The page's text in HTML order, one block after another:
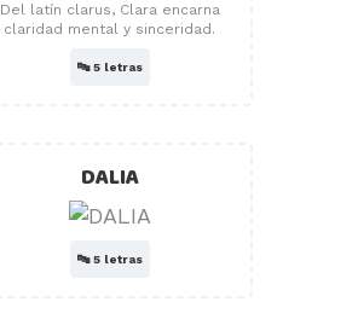
Del latín clarus, Clara encarna
claridad mental y sinceridad.
🔤5 letras
DALIA
🔤5 letras